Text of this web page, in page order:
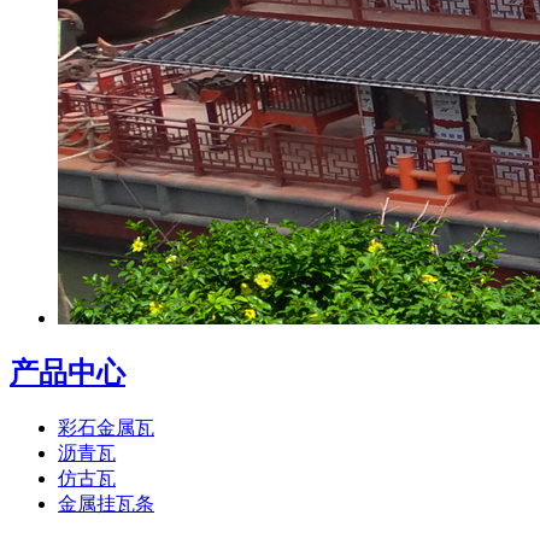
产品中心
彩石金属瓦
沥青瓦
仿古瓦
金属挂瓦条